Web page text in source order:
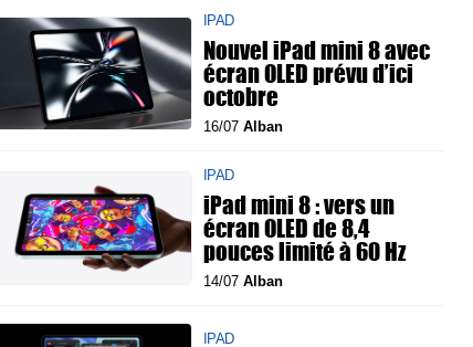
IPAD
Nouvel iPad mini 8 avec
écran OLED prévu d’ici
octobre
16/07 Alban
IPAD
iPad mini 8 : vers un
écran OLED de 8,4
pouces limité à 60 Hz
14/07 Alban
IPAD